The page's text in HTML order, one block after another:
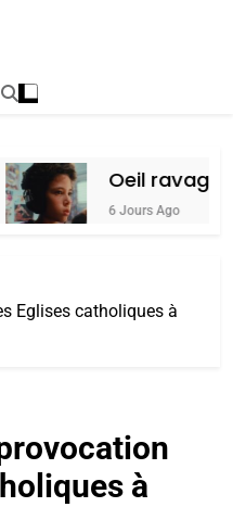
Oeil ravageur
6 Jours Ago
Eglises catholiques à
à